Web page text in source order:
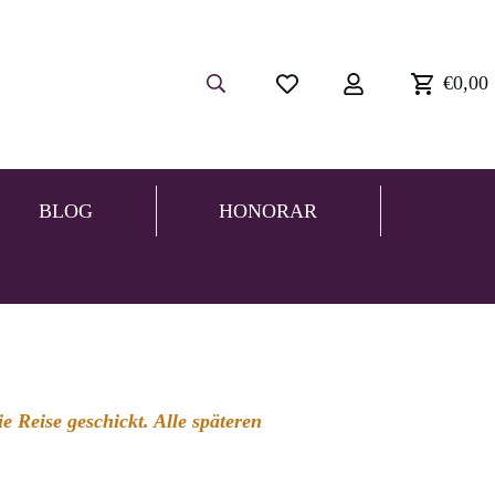
€0,00
BLOG HONORAR
Reise geschickt. Alle späteren